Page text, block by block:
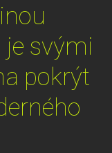
je svými
pokrýt